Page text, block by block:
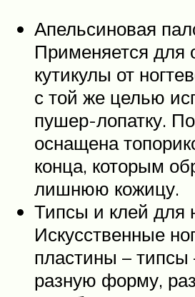
Апельсиновая
Применяется для
кутикулы от
с той же целью
пушер-лопатку.
оснащена
конца, которым
лишнюю кожицу.
Типсы и клей для
Искусственные
пластины – типсы
разную форму,